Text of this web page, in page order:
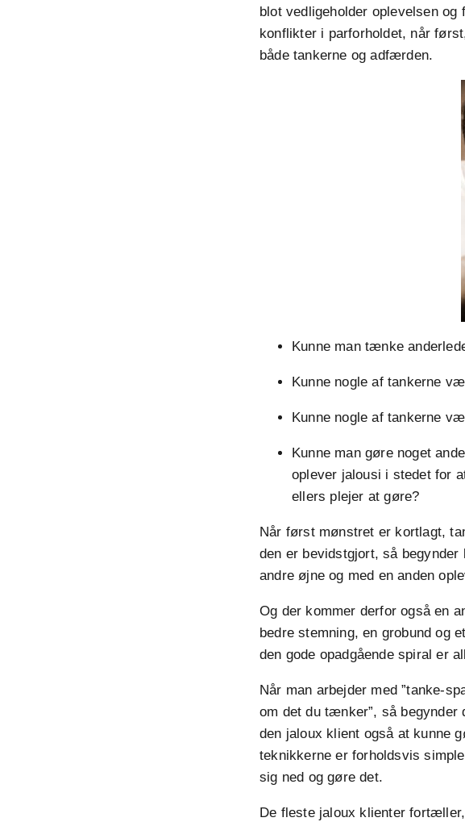
blot vedligeholder oplevelsen
konflikter i parforholdet, når
både tankerne og adfærden.
Kunne man tænke
Kunne nogle af tankerne
Kunne nogle af tankerne
Kunne man gøre noget
oplever jalousi i stedet for
ellers plejer at gøre?
Når først mønstret er kortlagt,
den er bevidstgjort, så
andre øjne og med en anden
Og der kommer derfor også en
bedre stemning, en grobund og
den gode opadgående spiral er
Når man arbejder med ”tanke-
om det du tænker”, så
den jaloux klient også at kunne
teknikkerne er forholdsvis
sig ned og gøre det.
De fleste jaloux klienter